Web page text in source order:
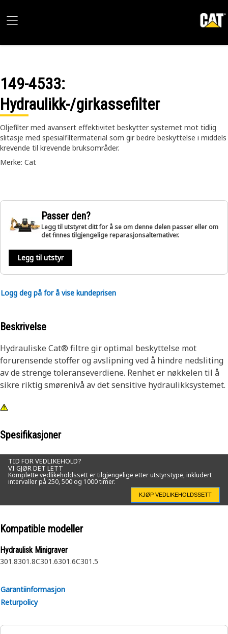
149-4533:
Hydraulikk-/girkassefilter
Oljefilter med avansert effektivitet beskytter systemet mot tidlig
slitasje med spesialfiltermaterial som gir bedre beskyttelse i middels
krevende til krevende bruksområder.
Merke: Cat
Passer den?
Legg til utstyret ditt for å se om denne delen passer eller om
det finnes tilgjengelige reparasjonsalternativer.
Legg til utstyr
Logg deg på for å vise kundeprisen
Beskrivelse
Hydrauliske Cat® filtre gir optimal beskyttelse mot
forurensende stoffer og avslipning ved å hindre nedsliting
av de strenge toleranseverdiene. Renhet er nøkkelen til å
sikre riktig smørenivå av det sensitive hydraulikksystemet.
Spesifikasjoner
TID FOR VEDLIKEHOLD?
VI GJØR DET LETT
Komplette vedlikeholdssett er tilgjengelige etter utstyrstype, inkludert
intervaller på 250, 500 og 1000 timer.
KJØP VEDLIKEHOLDSSETT
Kompatible modeller
Hydraulisk Minigraver
301.8301.8C301.6301.6C301.5
Garantiinformasjon
Returpolicy